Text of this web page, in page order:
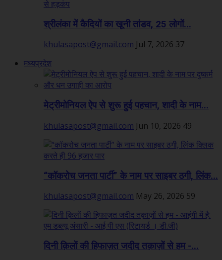
श्रीलंका में कैदियों का खूनी तांडव, 25 लोगों...
khulasapost@gmail.com Jul 7, 2026 37
मध्यप्रदेश
मेट्रीमोनियल ऐप से शुरू हुई पहचान, शादी के नाम...
khulasapost@gmail.com Jun 10, 2026 49
“कॉकरोच जनता पार्टी” के नाम पर साइबर ठगी, लिंक...
khulasapost@gmail.com May 26, 2026 59
दिनी क़िलों की हिफाज़त जदीद तक़ाज़ों से हम -...